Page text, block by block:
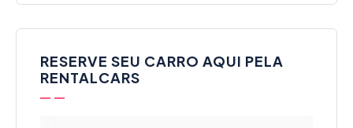
RESERVE SEU CARRO AQUI PELA
RENTALCARS